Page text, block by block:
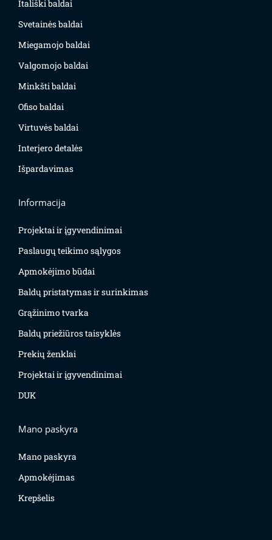
Itališki baldai
Svetainės baldai
Miegamojo baldai
Valgomojo baldai
Minkšti baldai
Ofiso baldai
Virtuvės baldai
Interjero detalės
Išpardavimas
Informacija
Projektai ir įgyvendinimai
Paslaugų teikimo sąlygos
Apmokėjimo būdai
Baldų pristatymas ir surinkimas
Grąžinimo tvarka
Baldų priežiūros taisyklės
Prekių ženklai
Projektai ir įgyvendinimai
DUK
Mano paskyra
Mano paskyra
Apmokėjimas
Krepšelis